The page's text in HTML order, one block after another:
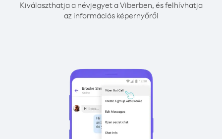
Kiválaszthatja a névjegyet a Viberben, és felhívhatja
az információs képernyőről